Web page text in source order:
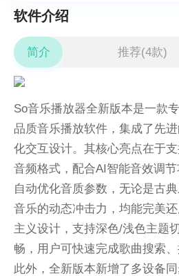
软件介绍
简介 推荐(4款)
So音乐播放器全新版本是一款
品质音乐播放软件，集成了先
化交互设计。其核心亮点在于
音频格式，配合AI智能音效调
自动优化音质参数，无论是古
音乐的动态冲击力，均能完美
主义设计，支持深色/浅色主题
畅，用户可快速完成歌曲搜索、
此外，全新版本新增了多设备同